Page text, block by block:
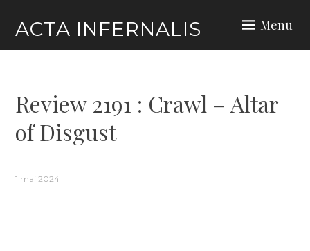
content
ACTA INFERNALIS Menu
Review 2191 : Crawl – Altar
of Disgust
1 mai 2024